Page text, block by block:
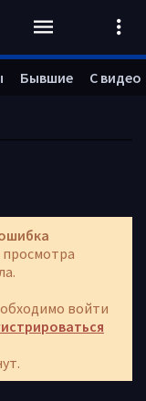
войти
Бывшие С видео